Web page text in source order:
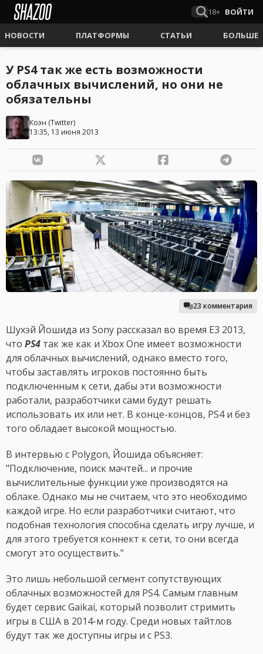
18+ ВОЙТИ
НОВОСТИ ПЛАТФОРМЫ СТАТЬИ БОЛЬШЕ
У PS4 так же есть возможности
облачных вычислений, но они не
обязательны
Коэн (Twitter)
13:35, 13 июня 2013
23 комментария
Шухэй Йошида из Sony рассказал во время E3 2013,
что PS4 так же как и Xbox One имеет возможности
для облачных вычислений, однако вместо того,
чтобы заставлять игроков постоянно быть
подключенным к сети, дабы эти возможности
работали, разработчики сами будут решать
использовать их или нет. В конце-концов, PS4 и без
того обладает высокой мощностью.
В интервью с Polygon, Йошида объясняет:
"Подключение, поиск мачтей... и прочие
вычислительные функции уже производятся на
облаке. Однако мы не считаем, что это необходимо
каждой игре. Но если разработчики считают, что
подобная технология способна сделать игру лучше, и
для этого требуется коннект к сети, то они всегда
смогут это осуществить."
Это лишь небольшой сегмент сопутствующих
облачных возможностей для PS4. Самым главным
будет сервис Gaikai, который позволит стримить
игры в США в 2014-м году. Среди новых тайтлов
будут так же доступны игры и с PS3.